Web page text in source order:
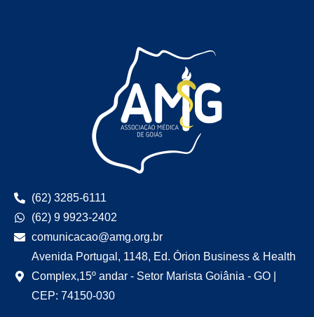
(62) 3285-6111
(62) 9 9923-2402
comunicacao@amg.org.br
Avenida Portugal, 1148, Ed. Órion Business & Health
Complex,15º andar - Setor Marista Goiânia - GO |
CEP: 74150-030